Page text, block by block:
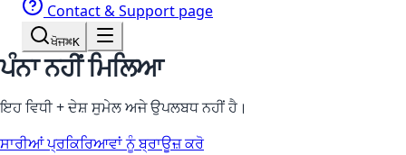
Contact & Support page
ਖੋਜ⌘K
ਪੰਨਾ ਨਹੀਂ ਮਿਲਿਆ
ਇਹ ਵਿਧੀ + ਦੇਸ਼ ਸੁਮੇਲ ਅਜੇ ਉਪਲਬਧ ਨਹੀਂ ਹੈ।
ਸਾਰੀਆਂ ਪ੍ਰਕਿਰਿਆਵਾਂ ਨੂੰ ਬ੍ਰਾਊਜ਼ ਕਰੋ